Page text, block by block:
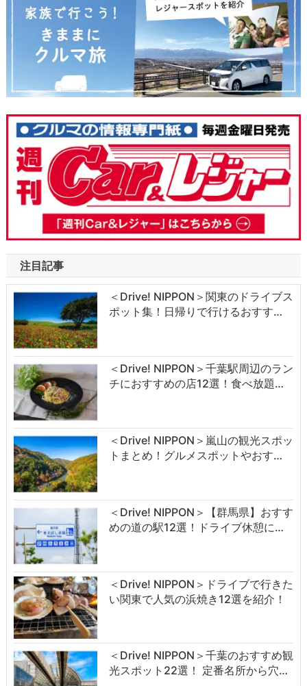
注目記事
＜Drive! NIPPON＞関東のドライブス
ポット集！日帰りで行けるおすす…
＜Drive! NIPPON＞千葉駅周辺のラン
チにおすすめの店12選！食べ放題…
＜Drive! NIPPON＞嵐山の観光スポッ
トまとめ！グルメスポットやおす…
＜Drive! NIPPON＞【群馬県】おすす
めの道の駅12選！ドライブ休憩に…
＜Drive! NIPPON＞ドライブで行きた
い関東で人気の浜焼き12選を紹介！
＜Drive! NIPPON＞千葉のおすすめ観
光スポット22選！ 定番名所から穴…